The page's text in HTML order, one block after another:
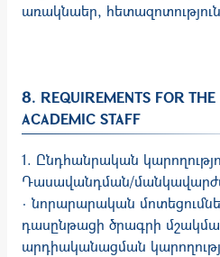
առակնաեր,
8. REQUIREMENTS FOR THE
ACADEMIC STAFF
1. Ընդհանրական
Դասավանդման/
· նորարարական
դասընթացի ծրագրի
արդիականացման